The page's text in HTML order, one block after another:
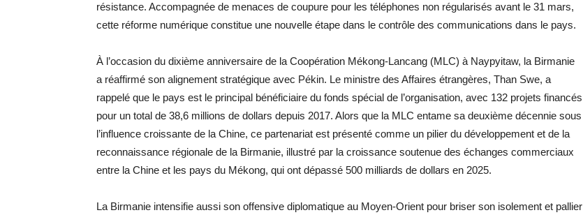
résistance. Accompagnée de menaces de coupure pour les téléphones non régularisés avant le 31 mars,
cette réforme numérique constitue une nouvelle étape dans le contrôle des communications dans le pays.
À l’occasion du dixième anniversaire de la Coopération Mékong-Lancang (MLC) à Naypyitaw, la Birmanie
a réaffirmé son alignement stratégique avec Pékin. Le ministre des Affaires étrangères, Than Swe, a
rappelé que le pays est le principal bénéficiaire du fonds spécial de l’organisation, avec 132 projets financés
pour un total de 38,6 millions de dollars depuis 2017. Alors que la MLC entame sa deuxième décennie sous
l’influence croissante de la Chine, ce partenariat est présenté comme un pilier du développement et de la
reconnaissance régionale de la Birmanie, illustré par la croissance soutenue des échanges commerciaux
entre la Chine et les pays du Mékong, qui ont dépassé 500 milliards de dollars en 2025.
La Birmanie intensifie aussi son offensive diplomatique au Moyen-Orient pour briser son isolement et pallier